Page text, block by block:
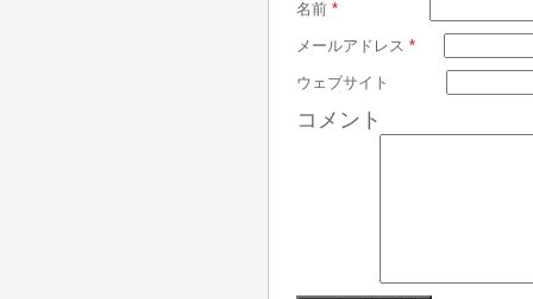
名前 *
メールアドレス *
ウェブサイト
コメント